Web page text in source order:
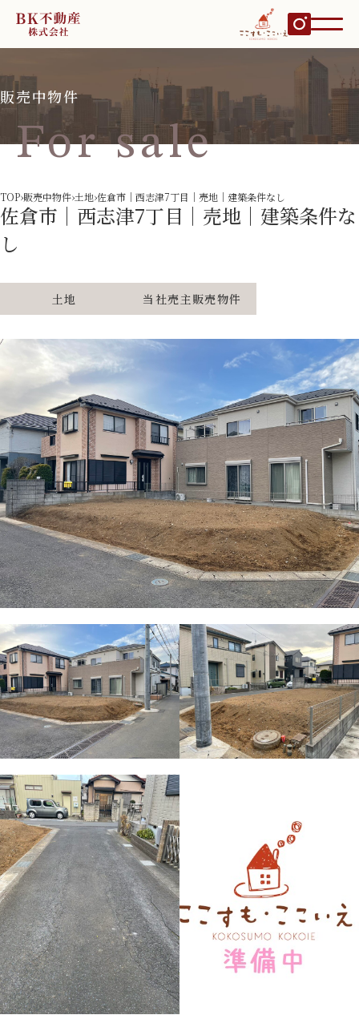
販売中物件
For sale
TOP›販売中物件›土地›佐倉市｜西志津7丁目｜売地｜建築条件なし
佐倉市｜西志津7丁目｜売地｜建築条件な
し
土地 当社売主販売物件